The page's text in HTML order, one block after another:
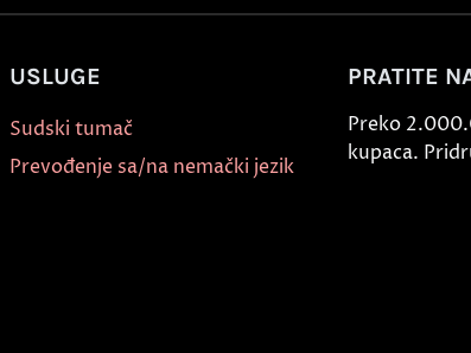
USLUGE
Sudski tumač
Prevođenje sa/na nemački jezik
PRATITE
Preko
kupaca.